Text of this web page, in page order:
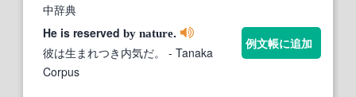
中辞典
He is reserved by nature.
彼は生まれつき内気だ。
- Tanaka
Corpus
例文帳に追加